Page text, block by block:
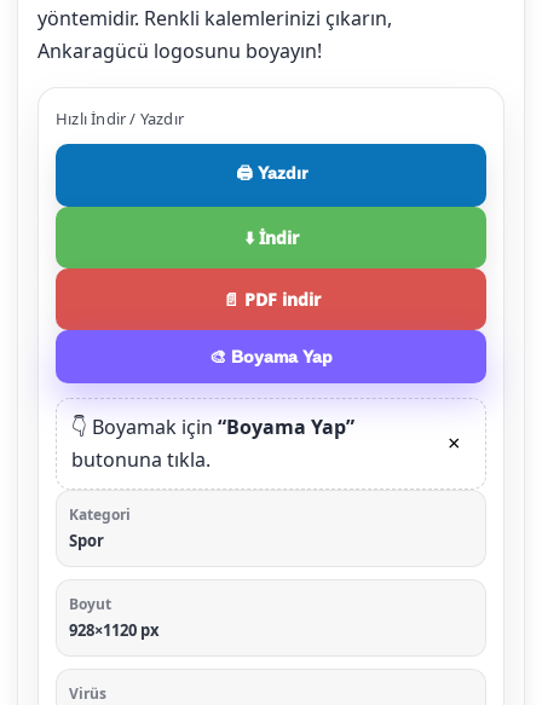
yöntemidir. Renkli kalemlerinizi çıkarın,
Ankaragücü logosunu boyayın!
Hızlı İndir / Yazdır
🖨️ Yazdır
⬇️ İndir
📄 PDF indir
🎨 Boyama Yap
👇 Boyamak için “Boyama Yap”
butonuna tıkla.
×
Kategori
Spor
Boyut
928×1120 px
Virüs